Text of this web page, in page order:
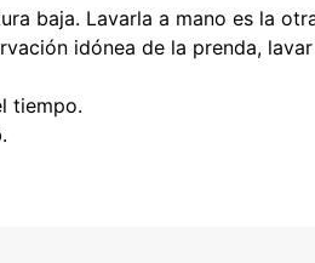
baja. Lavarla a mano es la
idónea de la prenda,
tiempo.